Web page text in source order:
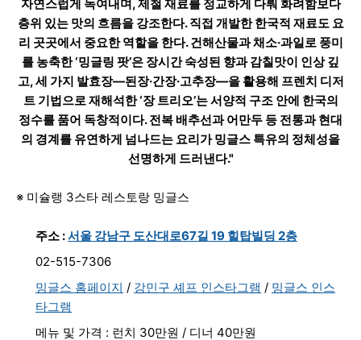
자연스럽게 녹여내며, 제철 재료를 정교하게 다뤄 화려함보다
층위 있는 맛의 흐름을 강조한다. 직접 개발한 한국적 재료도 요
리 곳곳에서 중요한 역할을 한다. 건해산물과 채소·과일로 풍미
를 농축한 ‘밍글링 팟’은 장시간 숙성된 향과 감칠맛이 인상 깊
고, 세 가지 발효장—된장·간장·고추장—을 활용해 프렌치 디저
트 기법으로 재해석한 ‘장 트리오’는 서양적 구조 안에 한국의
정수를 품어 독창적이다. 전복 배추선과 어만두 등 전통과 현대
의 경계를 유연하게 넘나드는 요리가 밍글스 특유의 정체성을
선명하게 드러낸다."
※ 미슐랭 3스타 레스토랑 밍글스
주소 :서울 강남구 도산대로67길 19 힐탑빌딩 2층
02-515-7306
밍글스 홈페이지 / 강민구 셰프 인스타그램 / 밍글스 인스
타그램
메뉴 및 가격 : 런치 30만원 / 디너 40만원